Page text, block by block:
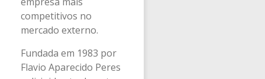
competitivos no
mercado externo.
Fundada em 1983 por
Flavio Aparecido Peres